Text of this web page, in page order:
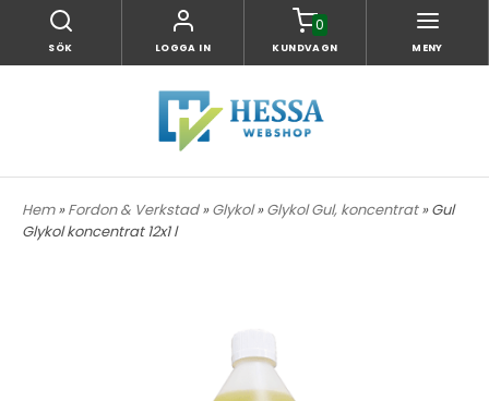
SÖK LOGGA IN
0
KUNDVAGN MENY
Hem»Fordon & Verkstad»Glykol»Glykol Gul, koncentrat» Gul
Glykol koncentrat 12x1 l